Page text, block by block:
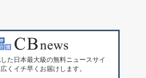
た日本最大級の無料ニュースサイ
くイチ早くお届けします。